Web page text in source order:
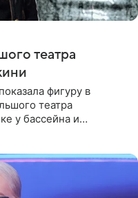
театра
фигуру в
театра
у бассейна и